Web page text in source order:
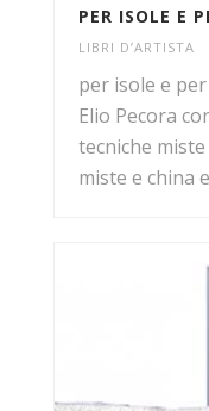
PER ISOLE E
LIBRI D’ARTISTA
per isole e
Elio Pecora
tecniche
miste e china